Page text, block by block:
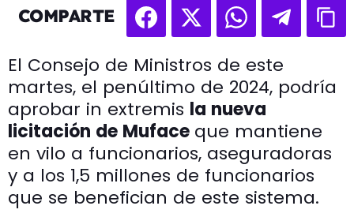
COMPARTE
El Consejo de Ministros de este
martes, el penúltimo de 2024, podría
aprobar in extremis la nueva
licitación de Muface que mantiene
en vilo a funcionarios, aseguradoras
y a los 1,5 millones de funcionarios
que se benefician de este sistema.